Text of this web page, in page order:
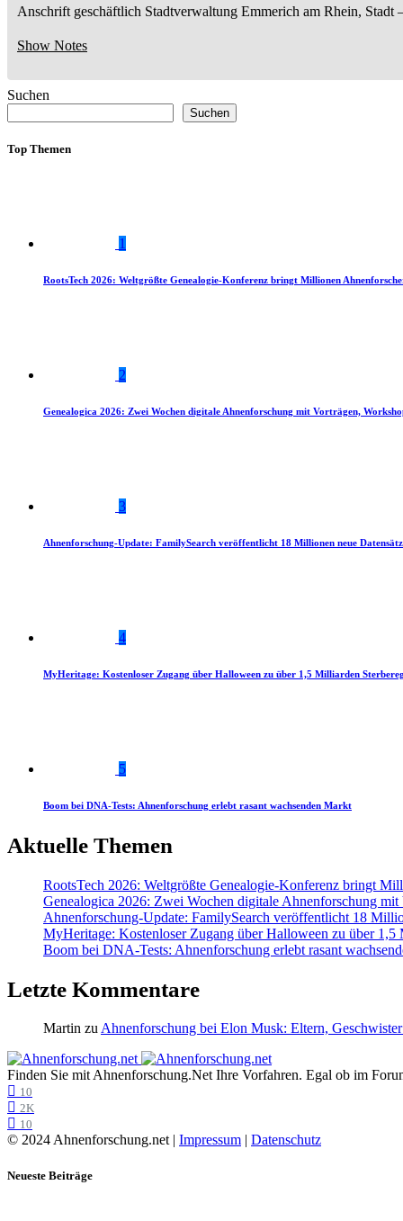
Anschrift geschäftlich Stadtverwaltung Emmerich am Rhein, Stadt
Show Notes
Suchen
Suchen
Top Themen
1
RootsTech 2026: Weltgrößte Genealogie-Konferenz bringt Millionen
2
Genealogica 2026: Zwei Wochen digitale Ahnenforschung mit Vorträgen,
3
Ahnenforschung-Update: FamilySearch veröffentlicht 18 Millionen neue
4
MyHeritage: Kostenloser Zugang über Halloween zu über 1,5 Milliarden
5
Boom bei DNA-Tests: Ahnenforschung erlebt rasant wachsenden Markt
Aktuelle Themen
RootsTech 2026: Weltgrößte Genealogie-Konferenz bringt
Genealogica 2026: Zwei Wochen digitale Ahnenforschung mit
Ahnenforschung-Update: FamilySearch veröffentlicht 18
MyHeritage: Kostenloser Zugang über Halloween zu über 1,5
Boom bei DNA-Tests: Ahnenforschung erlebt rasant
Letzte Kommentare
Martin zu Ahnenforschung bei Elon Musk: Eltern,
Finden Sie mit Ahnenforschung.Net Ihre Vorfahren. Egal ob im
10
2K
10
© 2024 Ahnenforschung.net | Impressum | Datenschutz
Neueste Beiträge